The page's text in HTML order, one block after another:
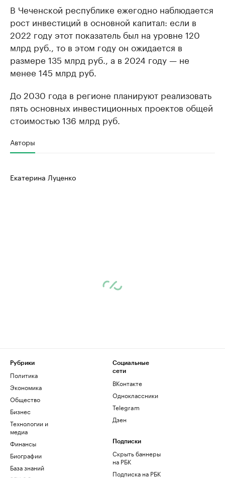
В Чеченской республике ежегодно наблюдается
рост инвестиций в основной капитал: если в
2022 году этот показатель был на уровне 120
млрд руб., то в этом году он ожидается в
размере 135 млрд руб., а в 2024 году — не
менее 145 млрд руб.
До 2030 года в регионе планируют реализовать
пять основных инвестиционных проектов общей
стоимостью 136 млрд руб.
Авторы
Екатерина Луценко
Рубрики
Политика
Экономика
Общество
Бизнес
Технологии и
медиа
Финансы
Биографии
База знаний
Социальные
сети
ВКонтакте
Одноклассники
Telegram
Дзен
Подписки
Скрыть баннеры
на РБК
Подписка на РБК